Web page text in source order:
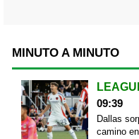
MINUTO A MINUTO
09:39
Dallas
camino